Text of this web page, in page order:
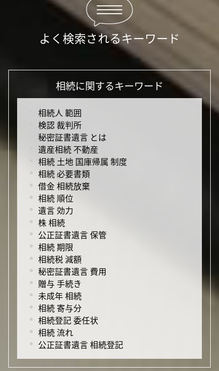
よく検索されるキーワード
相続に関するキーワード
相続人 範囲
検認 裁判所
秘密証書遺言 とは
遺産相続 不動産
相続 土地 国庫帰属 制度
相続 必要書類
借金 相続放棄
相続 順位
遺言 効力
株 相続
公正証書遺言 保管
相続 期限
相続税 減額
秘密証書遺言 費用
贈与 手続き
未成年 相続
相続 寄与分
相続登記 委任状
相続 流れ
公正証書遺言 相続登記